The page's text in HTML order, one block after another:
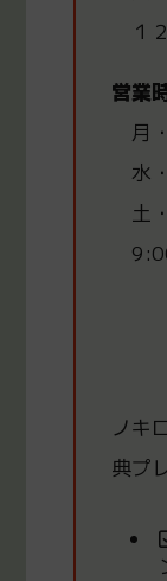
１
営業
月
水
土
ノキ
典プ